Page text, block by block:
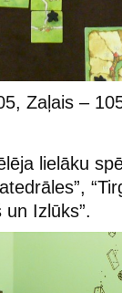
Zaļais –
lielāku
un Izlūks”.